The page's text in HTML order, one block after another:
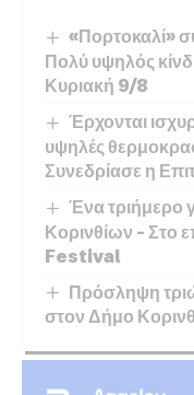
«Πορτοκαλί»
Πολύ υψηλός
Κυριακή 9/8
Έρχονται
υψηλές
Συνεδρίασε η
Ένα τριήμερο
Κορινθίων – Στο
Festival
Πρόσληψη
στον Δήμο